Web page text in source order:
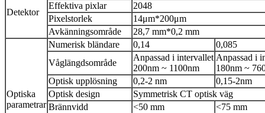
Detektor
Effektiva pixlar
2048
Pixelstorlek
14μm*200μm
Avkänningsområde
28,7 mm*0,2 mm
Optiska
parametrar
Numerisk bländare 0,14
0,085
Våglängdsområde
Anpassad i intervallet
200nm ~ 1100nm
Anpassad i
180nm ~
Optisk upplösning
0,2-2 nm
0,15-2nm
Optisk design
Symmetrisk CT optisk väg
Brännvidd
<50 mm
<75 mm